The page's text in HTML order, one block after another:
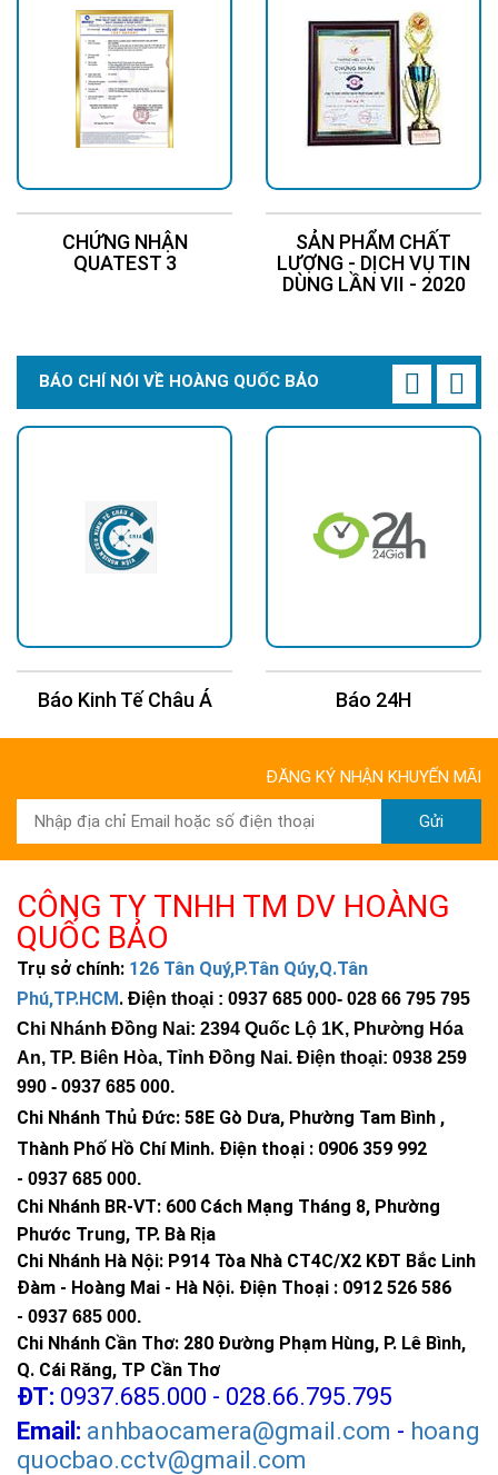
CHỨNG NHẬN
QUATEST 3
SẢN PHẨM CHẤT
LƯỢNG - DỊCH VỤ TIN
DÙNG LẦN VII - 2020
BÁO CHÍ NÓI VỀ HOÀNG QUỐC BẢO
Báo Kinh Tế Châu Á Báo 24H
ĐĂNG KÝ NHẬN KHUYẾN MÃI
Gửi
CÔNG TY TNHH TM DV HOÀNG
QUỐC BẢO
Trụ sở chính: 126 Tân Quý,P.Tân Qúy,Q.Tân
Phú,TP.HCM. Điện thoại : 0937 685 000- 028 66 795 795
Chi Nhánh Đồng Nai: 2394 Quốc Lộ 1K, Phường Hóa
An, TP. Biên Hòa, Tỉnh Đồng Nai. Điện thoại: 0938 259
990 - 0937 685 000.
Chi Nhánh Thủ Đức: 58E Gò Dưa, Phường Tam Bình ,
Thành Phố Hồ Chí Minh. Điện thoại : 0906 359 992
- 0937 685 000.
Chi Nhánh BR-VT: 600 Cách Mạng Tháng 8, Phường
Phước Trung, TP. Bà Rịa
Chi Nhánh Hà Nội: P914 Tòa Nhà CT4C/X2 KĐT Bắc Linh
Đàm - Hoàng Mai - Hà Nội. Điện Thoại : 0912 526 586
- 0937 685 000.
Chi Nhánh Cần Thơ: 280 Đường Phạm Hùng, P. Lê Bình,
Q. Cái Răng, TP Cần Thơ
ĐT: 0937.685.000 - 028.66.795.795
Email: anhbaocamera@gmail.com - hoang
quocbao.cctv@gmail.com